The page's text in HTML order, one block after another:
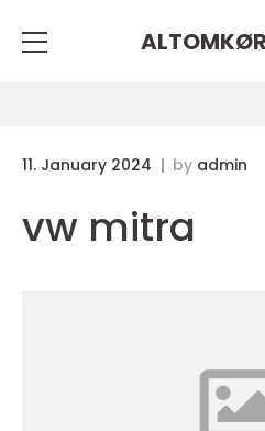
11. January 2024 by admin
vw mitra